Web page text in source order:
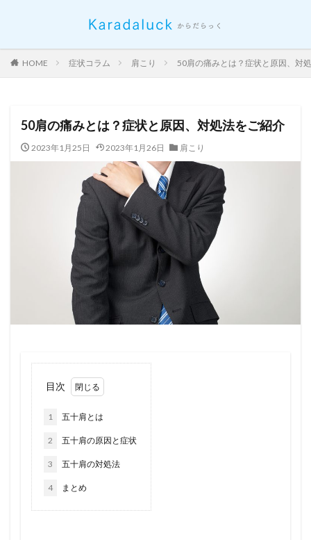
HOME 症状コラム 肩こり 50肩の痛みとは？症状と原因、対
50肩の痛みとは？症状と原因、対処法をご紹介
2023年1月25日 2023年1月26日 肩こり
目次
1 五十肩とは
2 五十肩の原因と症状
3 五十肩の対処法
4 まとめ